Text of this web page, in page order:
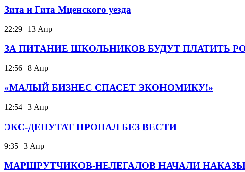
Зита и Гита Мценского уезда
22:29 | 13 Апр
ЗА ПИТАНИЕ ШКОЛЬНИКОВ БУДУТ ПЛАТИТЬ
12:56 | 8 Апр
«МАЛЫЙ БИЗНЕС СПАСЕТ ЭКОНОМИКУ!»
12:54 | 3 Апр
ЭКС-ДЕПУТАТ ПРОПАЛ БЕЗ ВЕСТИ
9:35 | 3 Апр
МАРШРУТЧИКОВ-НЕЛЕГАЛОВ НАЧАЛИ